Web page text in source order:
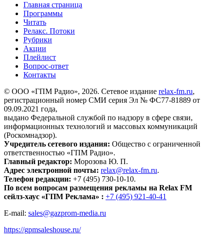
Главная страница
Программы
Читать
Релакс. Потоки
Рубрики
Акции
Плейлист
Вопрос-ответ
Контакты
© ООО «ГПМ Радио», 2026. Сетевое издание relax-fm.ru,
регистрационный номер СМИ серия Эл № ФС77-81889 от
09.09.2021 года,
выдано Федеральной службой по надзору в сфере связи,
информационных технологий и массовых коммуникаций
(Роскомнадзор).
Учредитель сетевого издания: Общество с ограниченной
ответственностью «ГПМ Радио».
Главный редактор: Морозова Ю. П.
Адрес электронной почты: relax@relax-fm.ru.
Телефон редакции: +7 (495) 730-10-10.
По всем вопросам размещения рекламы на Relax FM
сейлз-хаус «ГПМ Реклама» : +7 (495) 921-40-41
E-mail: sales@gazprom-media.ru
https://gpmsaleshouse.ru/